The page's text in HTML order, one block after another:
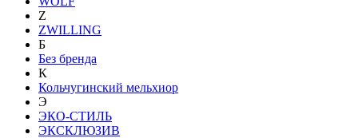
Z
ZWILLING
Б
Без бренда
К
Кольчугинский мельхиор
Э
ЭКО-СТИЛЬ
ЭКСКЛЮЗИВ